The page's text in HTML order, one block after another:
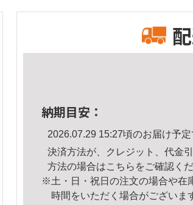
納期目安：
2026.07.29 15:27頃のお届け予定
決済方法が、クレジット、代金
方法の場合はこちら をご確認くだ
※土・日・祝日の注文の場合や在
時間をいただく場合がございま